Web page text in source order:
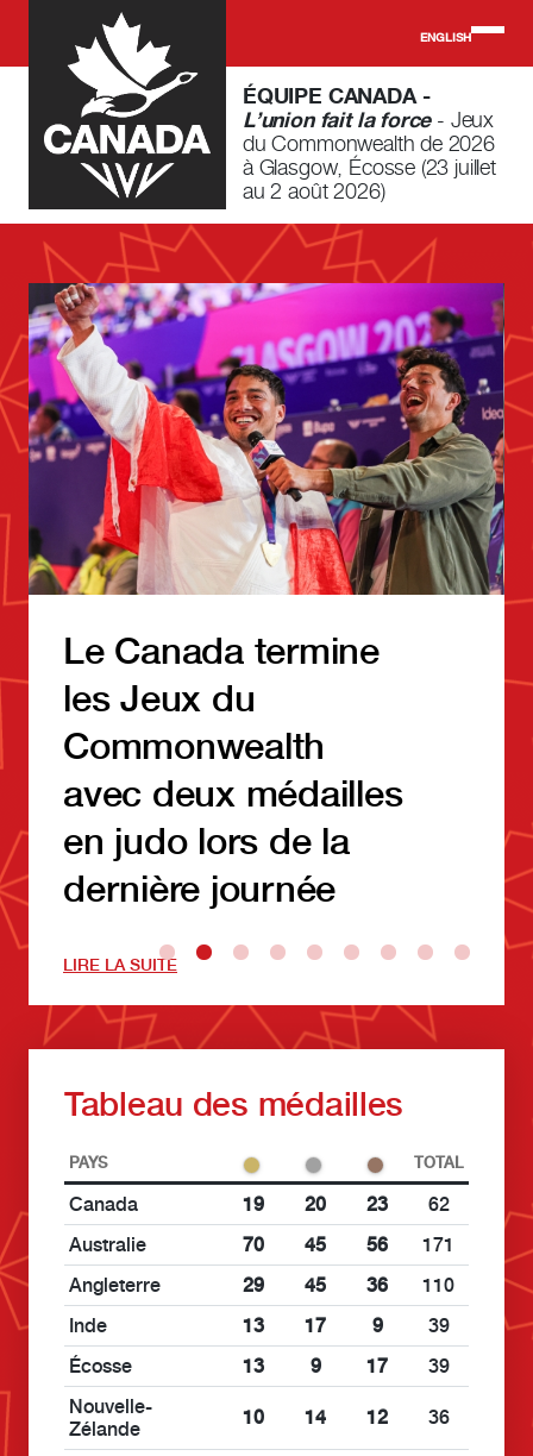
Skip to main content
ENGLISH
ÉQUIPE CANADA -
L’union fait la force- Jeux
du Commonwealth de 2026
à Glasgow, Écosse (23 juillet
au 2 août 2026)
Le Canada termine
les Jeux du
Commonwealth
avec deux médailles
en judo lors de la
dernière journée
LIRE LA SUITE
Tableau des médailles
PAYS TOTAL
Canada 19 20 23
62
Australie
70 45 56
171
Angleterre
29 45 36
110
Inde
13 17 9
39
Écosse
13 9 17
39
Nouvelle-
Zélande
10 14 12 36